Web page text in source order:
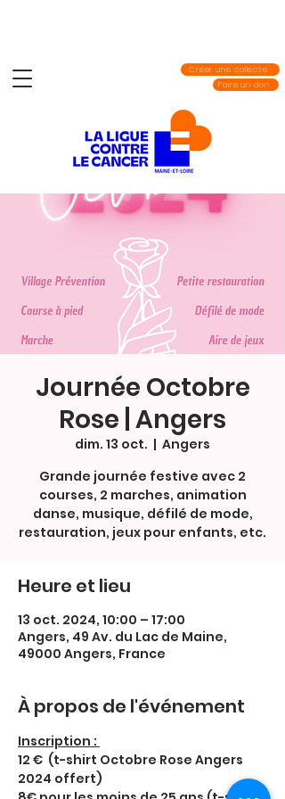
Créer une collecte
Faire un don
Journée Octobre
Rose | Angers
dim. 13 oct.
  |
Angers
Grande journée festive avec 2
courses, 2 marches, animation
danse, musique, défilé de mode,
restauration, jeux pour enfants, etc.
Heure et lieu
13 oct. 2024, 10:00 – 17:00
Angers, 49 Av. du Lac de Maine,
49000 Angers, France
À propos de l'événement
Inscription :
12 €  (t-shirt Octobre Rose Angers
2024 offert)